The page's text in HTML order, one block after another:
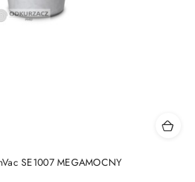
SE1007 MEGAMOCNY